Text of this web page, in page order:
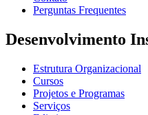
Perguntas Frequentes
Desenvolvimento
Estrutura Organizacional
Cursos
Projetos e Programas
Serviços